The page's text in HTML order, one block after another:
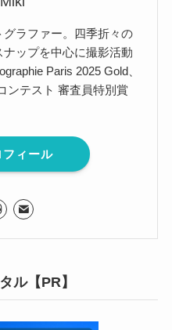
ラファー。四季折々の
ップを中心に撮影活動
Paris 2025 Gold、
ンテスト 審査員特別賞
フィール
ル【PR】